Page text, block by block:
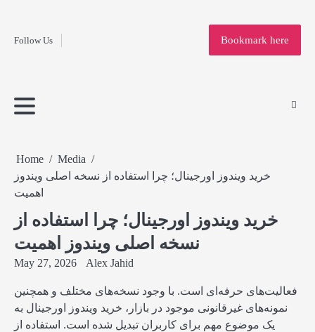
contentFollow Us
Home
Bookmark here
Home
Media
خرید ویندوز اورجینال؛ چرا استفاده از نسخه اصلی ویندوز
اهمیت
خرید ویندوز اورجینال؛ چرا استفاده از
نسخه اصلی ویندوز اهمیت
May 27, 2026 Alex Jahid
فعالیت‌های حرفه‌ای است. با وجود نسخه‌های مختلف و همچنین
نمونه‌های غیرقانونی موجود در بازار، خرید ویندوز اورجینال به
یک موضوع مهم برای کاربران تبدیل شده است. استفاده از